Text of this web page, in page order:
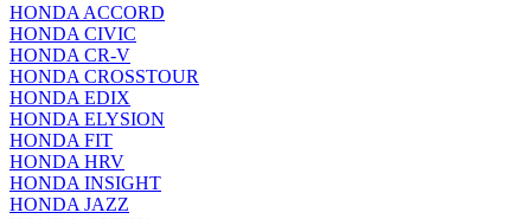
HONDA ACCORD
HONDA CIVIC
HONDA CR-V
HONDA CROSSTOUR
HONDA EDIX
HONDA ELYSION
HONDA FIT
HONDA HRV
HONDA INSIGHT
HONDA JAZZ